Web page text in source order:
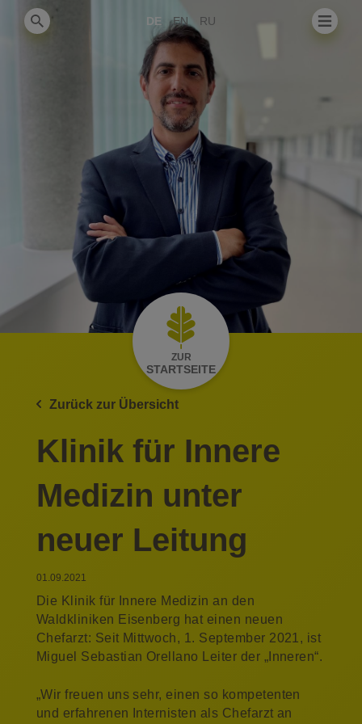
DE EN RU
ZUR
STARTSEITE
Zurück zur Übersicht
Klinik für Innere
Medizin unter
neuer Leitung
01.09.2021
Die Klinik für Innere Medizin an den
Waldkliniken Eisenberg hat einen neuen
Chefarzt: Seit Mittwoch, 1. September 2021, ist
Miguel Sebastian Orellano Leiter der „Inneren“.
„Wir freuen uns sehr, einen so kompetenten
und erfahrenen Internisten als Chefarzt an